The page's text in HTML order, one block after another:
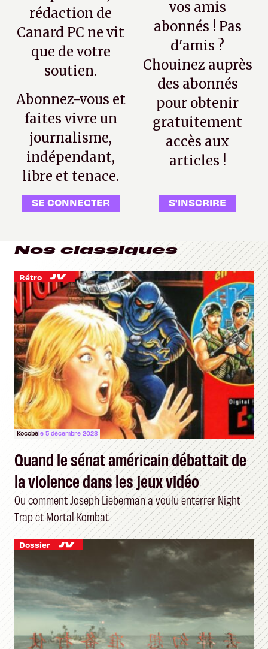
rédaction de
Canard PC ne vit
que de votre
soutien.
Abonnez-vous et
faites vivre un
journalisme,
indépendant,
libre et tenace.
SE CONNECTER
vos amis
abonnés ! Pas
d'amis ?
Chouinez auprès
des abonnés
pour obtenir
gratuitement
accès aux
articles !
S'INSCRIRE
Nos classiques
Rétro
Kocobéle 5 décembre 2023
Quand le sénat américain débattait de
la violence dans les jeux vidéo
Ou comment Joseph Lieberman a voulu enterrer Night
Trap et Mortal Kombat
Dossier